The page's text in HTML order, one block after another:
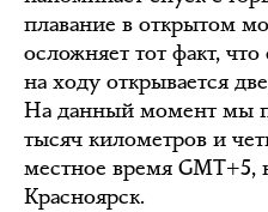
плавание в открытом
осложняет тот факт,
на ходу открывается
На данный момент мы
тысяч километров и
местное время GMT+5,
Красноярск.